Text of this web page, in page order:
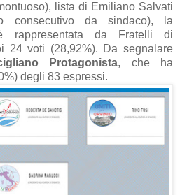
lista di Emiliano Salvati
consecutivo da sindaco), la
rappresentata da Fratelli di
24 voti (28,92%). Da segnalare
Protagonista, che ha
degli 83 espressi.